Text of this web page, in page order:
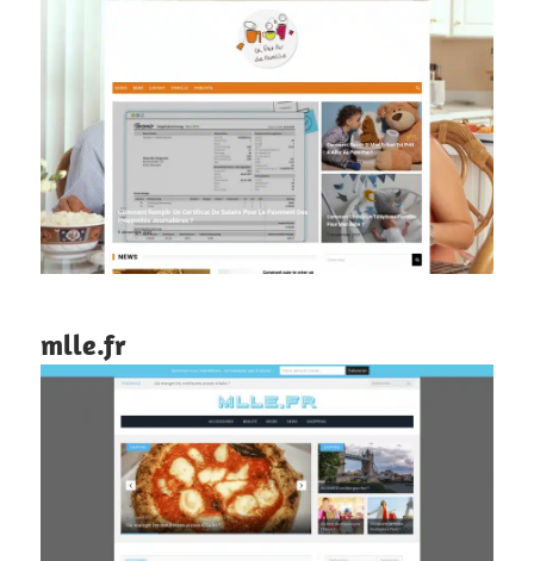
mlle.fr